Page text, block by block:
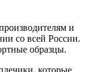
и
со всей России.
образцы.
которые